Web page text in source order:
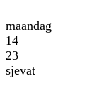
maandag
14
23
sjevat